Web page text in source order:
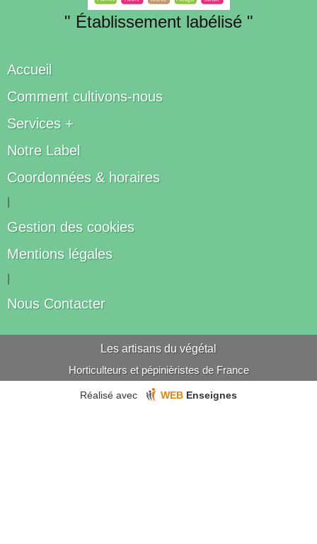
" Établissement labélisé "
Accueil
Comment cultivons-nous
Services +
Notre Label
Coordonnées & horaires
Gestion des cookies
Mentions légales
Nous Contacter
Les artisans du végétal
Horticulteurs et pépinièristes de France
Réalisé avec WEB Enseignes